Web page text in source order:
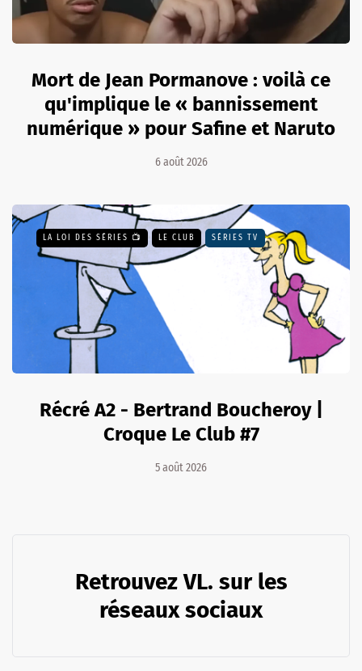
Mort de Jean Pormanove : voilà ce
qu'implique le « bannissement
numérique » pour Safine et Naruto
6 août 2026
LA LOI DES SÉRIES 📺 LE CLUB SÉRIES TV
Récré A2 - Bertrand Boucheroy |
Croque Le Club #7
5 août 2026
Retrouvez VL. sur les
réseaux sociaux